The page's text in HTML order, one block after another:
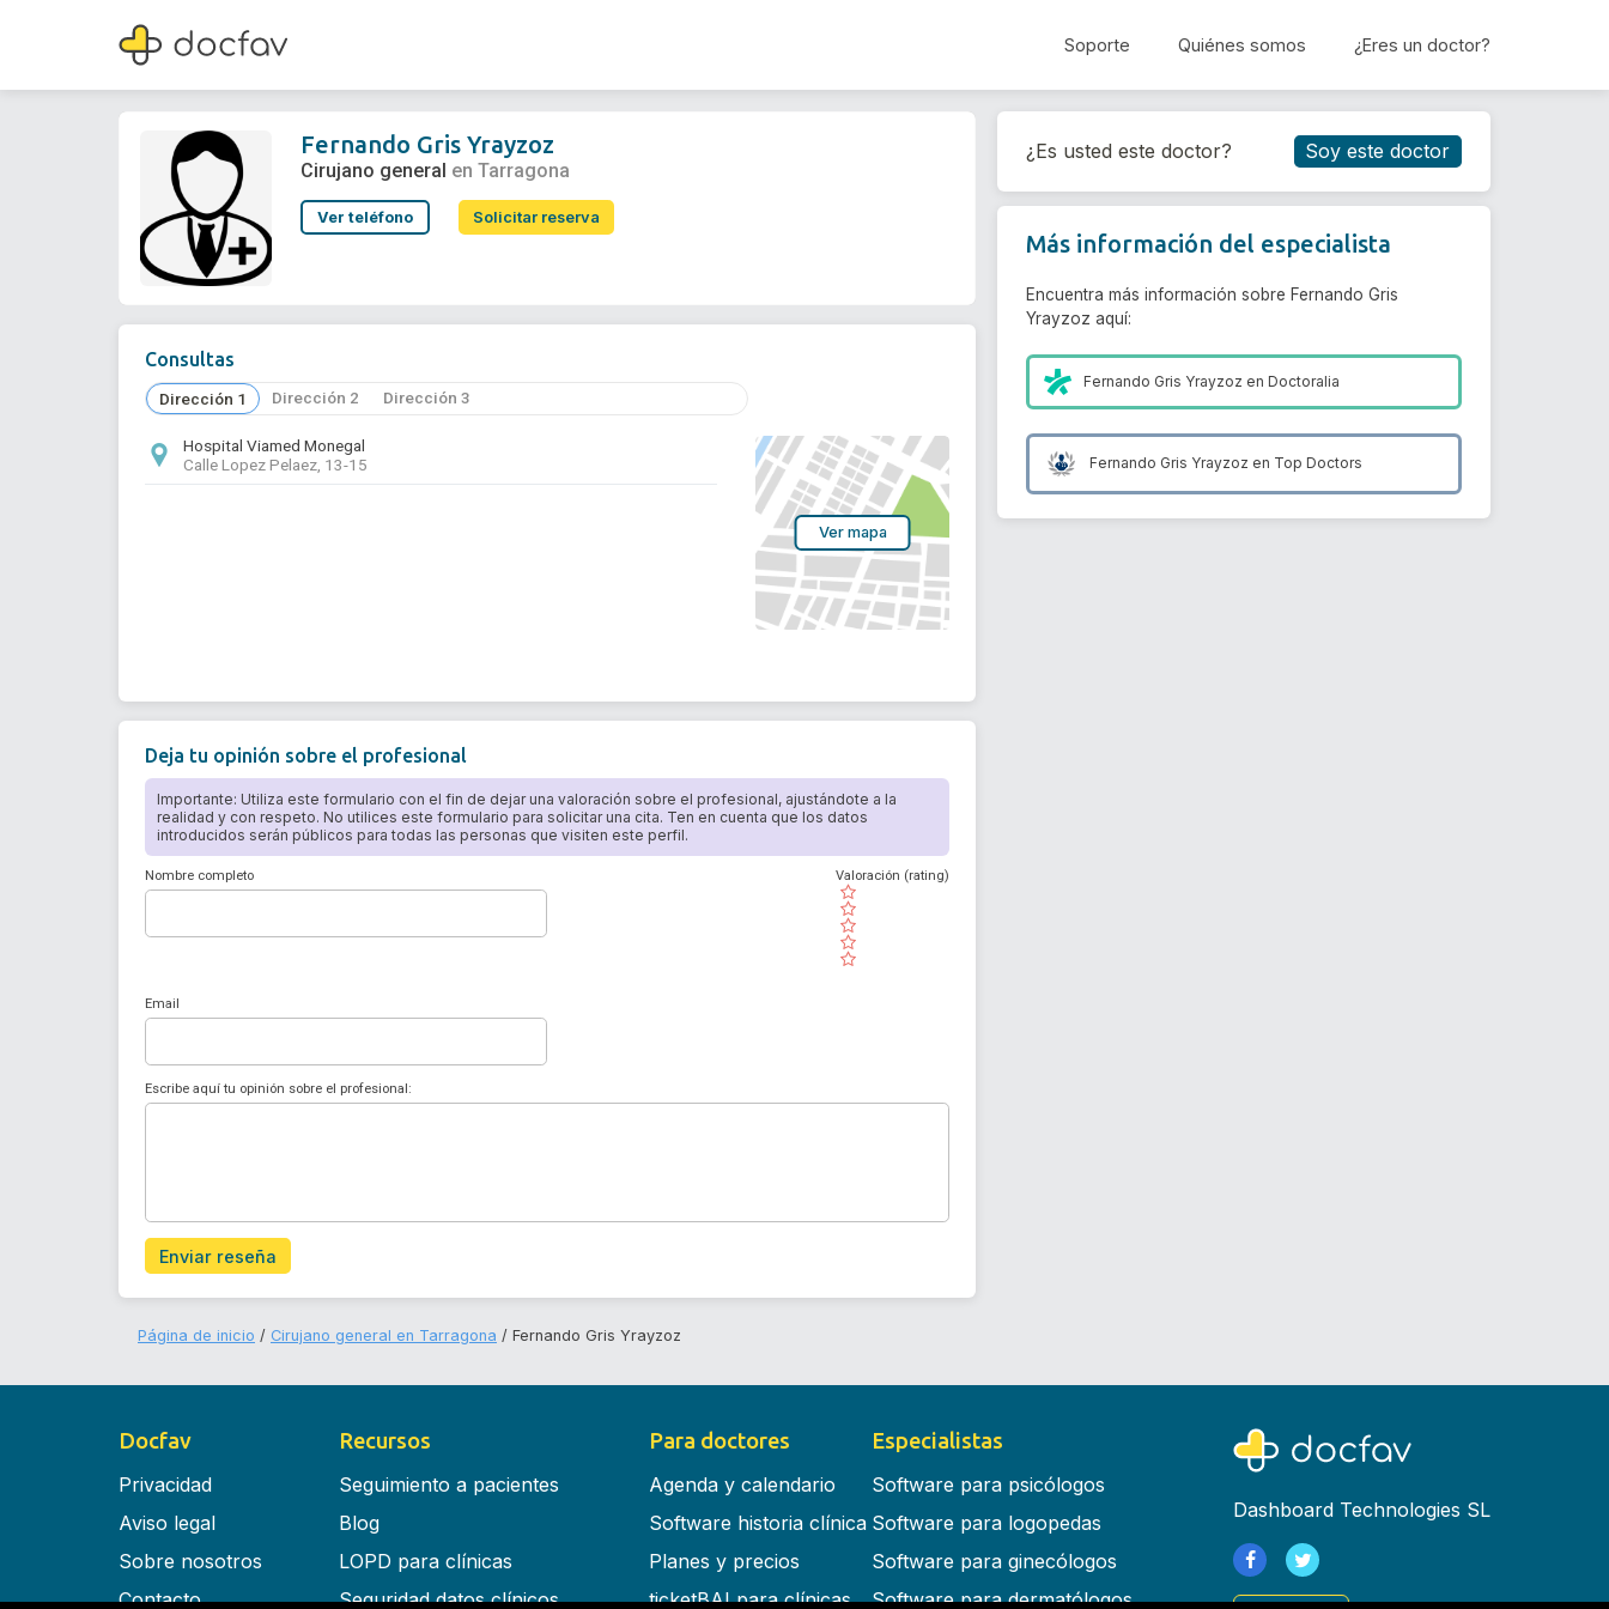
Soporte Quiénes somos ¿Eres un doctor?
Fernando Gris Yrayzoz
Cirujano general
Reservar cita
Fernando Gris Yrayzoz
Cirujano general en Tarragona
Ver teléfono Solicitar reserva
Consultas
Dirección 1 Dirección 2 Dirección 3
Hospital Viamed Monegal
Calle Lopez Pelaez, 13-15
Ver mapa
Deja tu opinión sobre el profesional
Importante: Utiliza este formulario con el fin de dejar una valoración sobre el profesional, ajustándote a la
realidad y con respeto. No utilices este formulario para solicitar una cita. Ten en cuenta que los datos
introducidos serán públicos para todas las personas que visiten este perfil.
Nombre completo
( )
( )
( )
( )
( )
Valoración (rating)
Email
Escribe aquí tu opinión sobre el profesional:
Enviar reseña
¿Es usted este doctor? Soy este doctor
Más información del especialista
Encuentra más información sobre Fernando Gris
Yrayzoz aquí:
Fernando Gris Yrayzoz enDoctoralia
Fernando Gris Yrayzoz en Top Doctors
Página de inicio Cirujano general en Tarragona Fernando Gris Yrayzoz
Docfav
Privacidad
Aviso legal
Sobre nosotros
Contacto
Recursos
Seguimiento a pacientes
Blog
LOPD para clínicas
Seguridad datos clínicos
Para doctores
Agenda y calendario
Software historia clínica
Planes y precios
ticketBAI para clínicas
Especialistas
Software para psicólogos
Software para logopedas
Software para ginecólogos
Software para dermatólogos
Dashboard Technologies SL